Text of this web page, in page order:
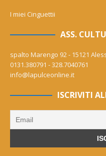
I miei Cinguettii
ASS.
spalto Marengo 92 - 15121
0131.380791 - 328.7040761
info@lapulceonline.it
ISCRIVITI